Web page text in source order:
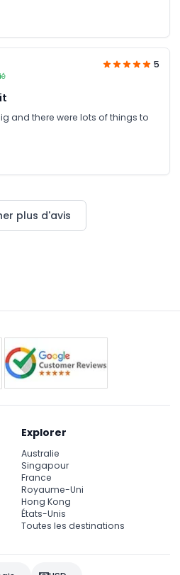
5
and there were lots of things to
plus d'avis
Explorer
Australie
Singapour
France
Royaume-Uni
Hong Kong
États-Unis
Toutes les destinations